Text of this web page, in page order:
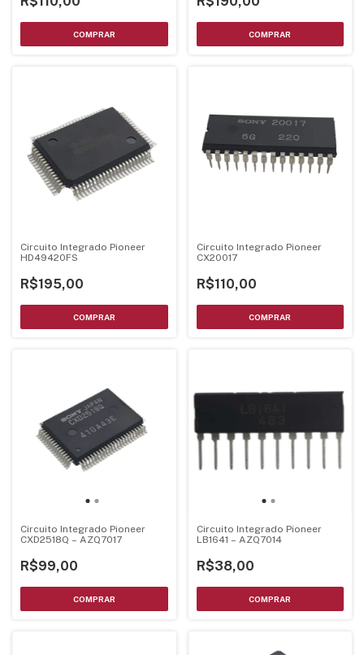
Circuito Integrado Pioneer
HD49420FS
R$195,00
Circuito Integrado Pioneer
CX20017
R$110,00
Circuito Integrado Pioneer
CXD2518Q – AZQ7017
R$99,00
Circuito Integrado Pioneer
LB1641 – AZQ7014
R$38,00